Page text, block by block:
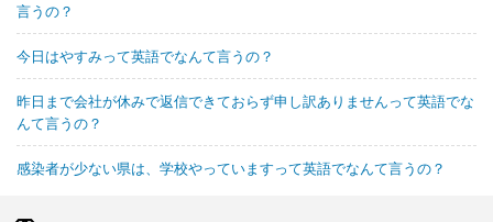
言うの？
今日はやすみって英語でなんて言うの？
昨日まで会社が休みで返信できておらず申し訳ありませんって英語でな
んて言うの？
感染者が少ない県は、学校やっていますって英語でなんて言うの？